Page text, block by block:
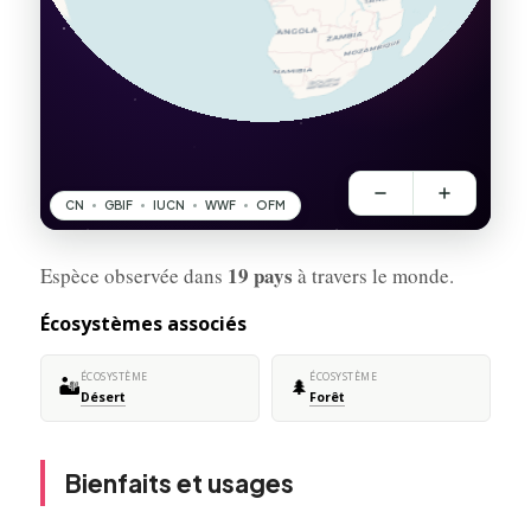
Espèce observée dans 19 pays à travers le monde.
Écosystèmes associés
🏜️ÉCOSYSTÈME
Désert 🌲 ÉCOSYSTÈME
Forêt
Bienfaits et usages